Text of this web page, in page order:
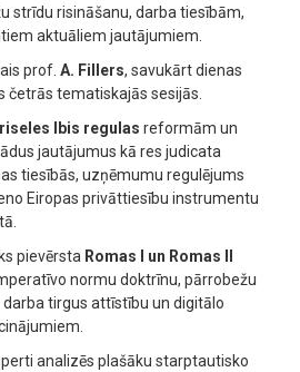
strīdu risināšanu, darba tiesībām,
aktuāliem jautājumiem.
prof. A. Fillers, savukārt dienas
četrās tematiskajās sesijās.
Ibis regulas reformām un
jautājumus kā res judicata
tiesībās, uzņēmumu regulējums
Eiropas privāttiesību instrumentu
pievērsta Romas I un Romas II
normu doktrīnu, pārrobežu
tirgus attīstību un digitālo
analizēs plašāku starptautisko